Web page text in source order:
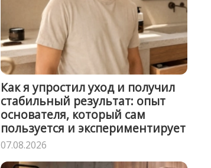
Как я упростил уход и получил
стабильный результат: опыт
основателя, который сам
пользуется и экспериментирует
07.08.2026